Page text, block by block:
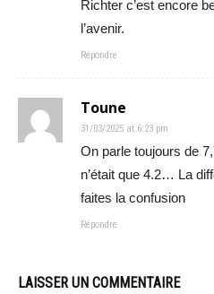
Richter c’est encore
l’avenir.
Répondre
Toune
31/03/2025 at 6:23 pm
On parle toujours de
n’était que 4.2… La
faites la confusion
Répondre
LAISSER UN COMMENTAIRE